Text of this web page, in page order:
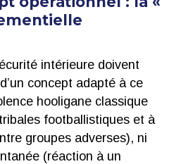
intérieure doivent
concept adapté à ce
hooligane classique
footballistiques et à
groupes adverses), ni
(réaction à un